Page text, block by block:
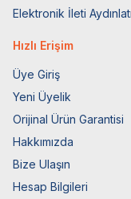
Elektronik İleti
Hızlı Erişim
Üye Giriş
Yeni Üyelik
Orijinal Ürün Garantisi
Hakkımızda
Bize Ulaşın
Hesap Bilgileri